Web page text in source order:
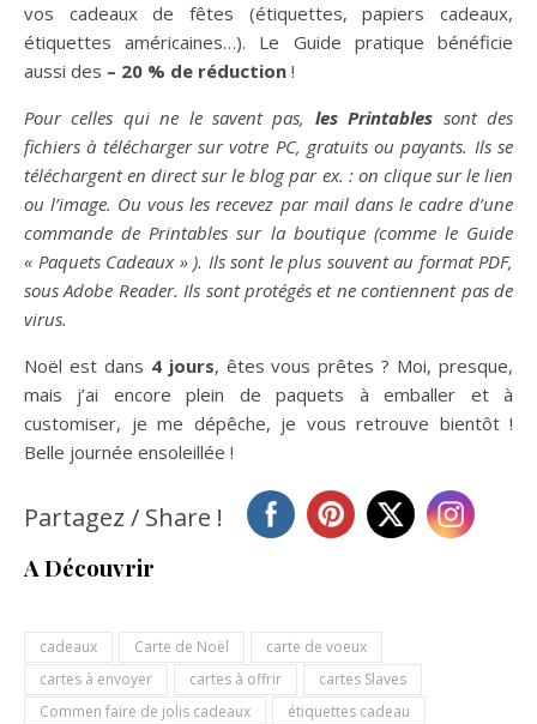
vos cadeaux de fêtes (étiquettes, papiers cadeaux,
étiquettes américaines…). Le Guide pratique bénéficie
aussi des – 20 % de réduction !
Pour celles qui ne le savent pas, les Printables sont des
fichiers à télécharger sur votre PC, gratuits ou payants. Ils se
téléchargent en direct sur le blog par ex. : on clique sur le lien
ou l’image. Ou vous les recevez par mail dans le cadre d’une
commande de Printables sur la boutique (comme le Guide
« Paquets Cadeaux » ). Ils sont le plus souvent au format PDF,
sous Adobe Reader. Ils sont protégés et ne contiennent pas de
virus.
Noël est dans 4 jours, êtes vous prêtes ? Moi, presque,
mais j’ai encore plein de paquets à emballer et à
customiser, je me dépêche, je vous retrouve bientôt !
Belle journée ensoleillée !
Partagez / Share !
A Découvrir
cadeaux Carte de Noël
carte de voeux
cartes à envoyer
cartes à offrir
cartes Slaves
Commen faire de jolis cadeaux
étiquettes cadeau